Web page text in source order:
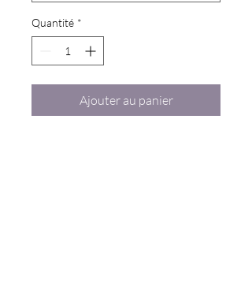
Quantité *
Ajouter au panier